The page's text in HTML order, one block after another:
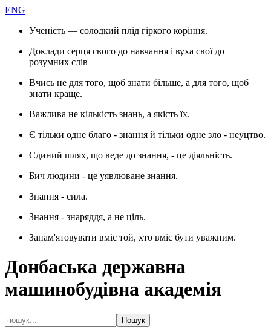
ENG
Ученість — солодкий плід гіркого коріння.
Доклади серця свого до навчання і вуха свої до
розумних слів
Вчись не для того, щоб знати більше, а для того, щоб
знати краще.
Важлива не кількість знань, а якість їх.
Є тільки одне благо - знання й тільки одне зло - неуцтво.
Єдиний шлях, що веде до знання, - це діяльність.
Бич людини - це уявлюване знання.
Знання - сила.
Знання - знаряддя, а не ціль.
Запам'ятовувати вміє той, хто вміє бути уважним.
Донбаська державна
машинобудівна академія